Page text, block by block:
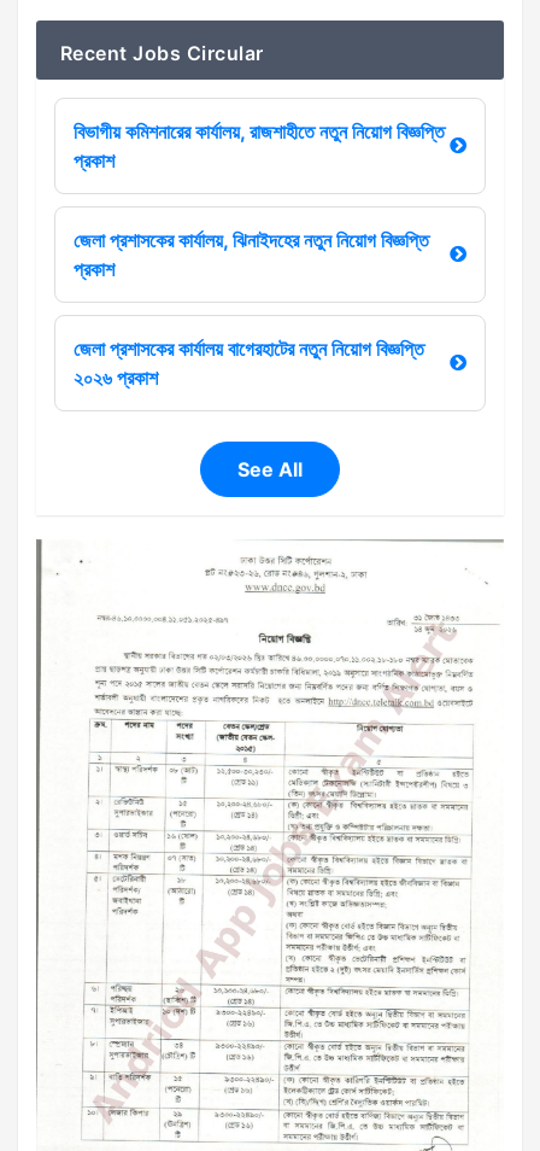
Recent Jobs Circular
বিভাগীয় কমিশনারের কার্যালয়, রাজশাহীতে নতুন নিয়োগ বিজ্ঞপ্তি
প্রকাশ
জেলা প্রশাসকের কার্যালয়, ঝিনাইদহের নতুন নিয়োগ বিজ্ঞপ্তি
প্রকাশ
জেলা প্রশাসকের কার্যালয় বাগেরহাটের নতুন নিয়োগ বিজ্ঞপ্তি
২০২৬ প্রকাশ
See All